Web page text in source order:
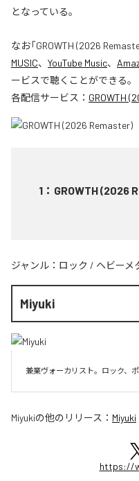
となっている。
なお「GROWTH (2026
MUSIC、 YouTube Music、
ービスで聴くことができる。
各配信サービス： GROWTH
1 ： GROWTH (2026
ジャンル： ロック / ヘビーメ
Miyuki
兼業ヴォーカリスト。ロック、
Miyukiの他のリリース： Miyuki
https://